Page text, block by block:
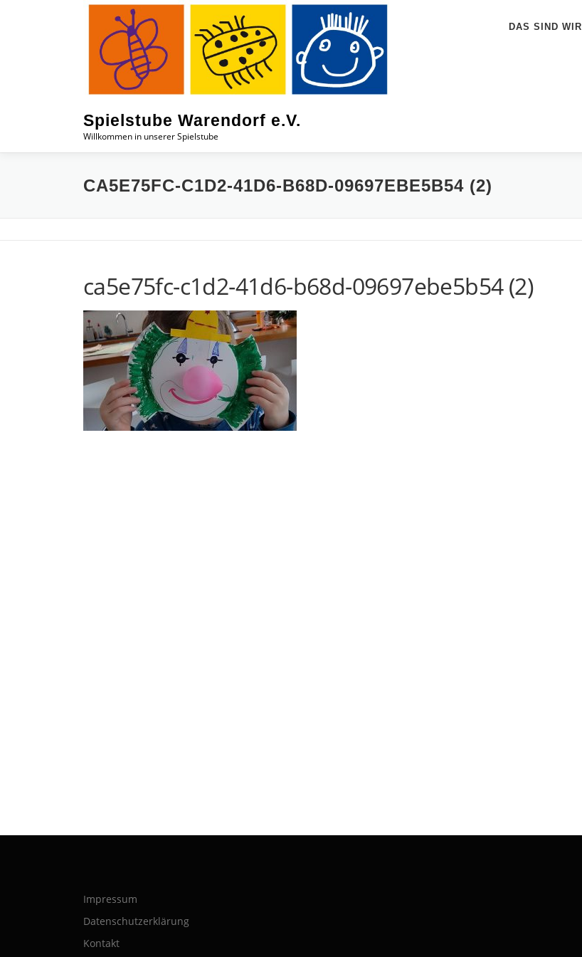
Spielstube Warendorf e.V.
Willkommen in unserer Spielstube
DAS SIND WIR
CA5E75FC-C1D2-41D6-B68D-09697EBE5B54 (2)
ca5e75fc-c1d2-41d6-b68d-09697ebe5b54 (2)
Impressum
Datenschutzerklärung
Kontakt